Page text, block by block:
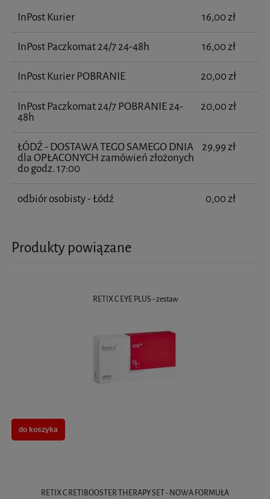
InPost Kurier 16,00 zł
InPost Paczkomat 24/7 24-48h 16,00 zł
InPost Kurier POBRANIE 20,00 zł
InPost Paczkomat 24/7 POBRANIE 24-
48h
20,00 zł
ŁÓDŹ - DOSTAWA TEGO SAMEGO DNIA
dla OPŁACONYCH zamówień złożonych
do godz. 17:00
29,99 zł
odbiór osobisty - Łódź 0,00 zł
Produkty powiązane
RETIX C EYE PLUS - zestaw
do koszyka
RETIX C RETIBOOSTER THERAPY SET - NOWA FORMUŁA